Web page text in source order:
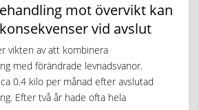
mot övervikt kan
vid avslut
vikten av att kombinera
med förändrade levnadsvanor.
0.4 kilo per månad efter avslutad
Efter två år hade ofta hela